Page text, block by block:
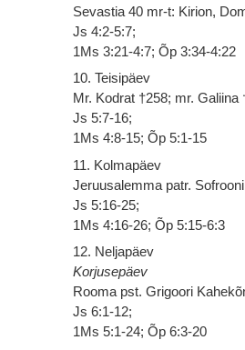
Sevastia 40 mr-t: Kirion,
Js 4:2-5:7;
1Ms 3:21-4:7; Õp 3:34-4:22
10. Teisipäev
Mr. Kodrat †258; mr. Galiina
Js 5:7-16;
1Ms 4:8-15; Õp 5:1-15
11. Kolmapäev
Jeruusalemma patr.
Js 5:16-25;
1Ms 4:16-26; Õp 5:15-6:3
12. Neljapäev
Korjusepäev
Rooma pst. Grigoori
Js 6:1-12;
1Ms 5:1-24; Õp 6:3-20